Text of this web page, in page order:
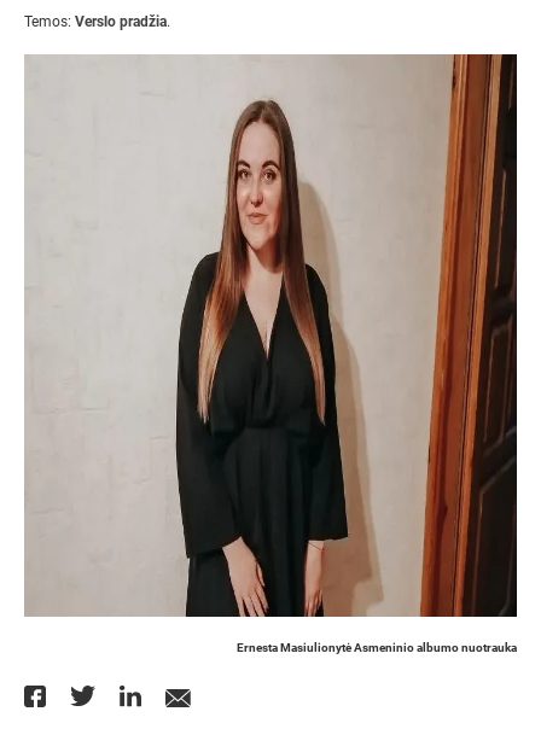
Temos: Verslo pradžia.
Ernesta Masiulionytė Asmeninio albumo nuotrauka